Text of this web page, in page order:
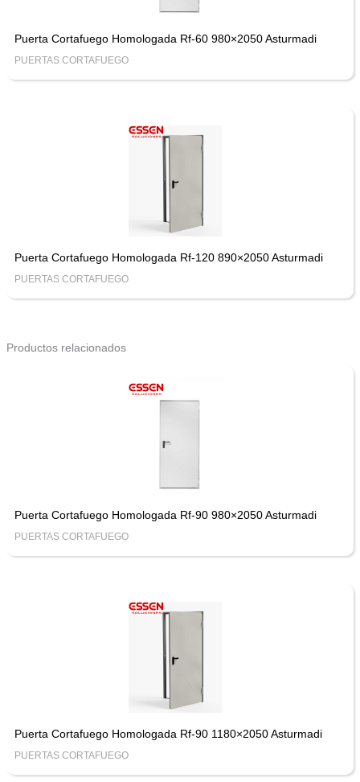
Puerta Cortafuego Homologada Rf-60 980×2050 Asturmadi
PUERTAS CORTAFUEGO
Puerta Cortafuego Homologada Rf-120 890×2050 Asturmadi
PUERTAS CORTAFUEGO
Productos relacionados
Puerta Cortafuego Homologada Rf-90 980×2050 Asturmadi
PUERTAS CORTAFUEGO
Puerta Cortafuego Homologada Rf-90 1180×2050 Asturmadi
PUERTAS CORTAFUEGO